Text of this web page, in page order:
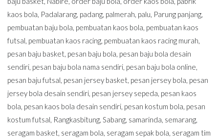
kaos bola, Padalarang, padang, palmerah, palu, Parung panjang,
pembuatan baju bola, pembuatan kaos bola, pembuatan kaos
futsal, pembuatan kaos racing, pembuatan kaos racing murah,
pesan baju basket, pesan baju bola, pesan baju bola desain
sendiri, pesan baju bola nama sendiri, pesan baju bola online,
pesan baju futsal, pesan jersey basket, pesan jersey bola, pesan
jersey bola desain sendiri, pesan jersey sepeda, pesan kaos
bola, pesan kaos bola desain sendiri, pesan kostum bola, pesan
kostum futsal, Rangkasbitung, Sabang, samarinda, semarang,
seragam basket, seragam bola, seragam sepak bola, seragam tim